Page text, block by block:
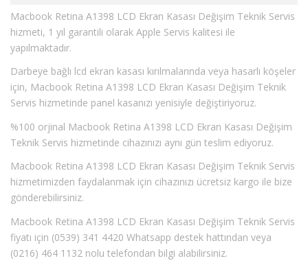
Macbook Retina A1398 LCD Ekran Kasası Değişim Teknik Servis
hizmeti, 1 yıl garantili olarak Apple Servis kalitesi ile
yapılmaktadır.
Darbeye bağlı lcd ekran kasası kırılmalarında veya hasarlı köşeler
için, Macbook Retina A1398 LCD Ekran Kasası Değişim Teknik
Servis hizmetinde panel kasanızı yenisiyle değiştiriyoruz.
%100 orjinal Macbook Retina A1398 LCD Ekran Kasası Değişim
Teknik Servis hizmetinde cihazınızı aynı gün teslim ediyoruz.
Macbook Retina A1398 LCD Ekran Kasası Değişim Teknik Servis
hizmetimizden faydalanmak için cihazınızı ücretsiz kargo ile bize
gönderebilirsiniz.
Macbook Retina A1398 LCD Ekran Kasası Değişim Teknik Servis
fiyatı için (0539) 341 4420 Whatsapp destek hattından veya
(0216) 464 1132 nolu telefondan bilgi alabilirsiniz.